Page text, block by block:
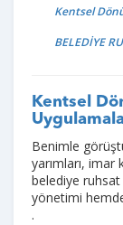
Kentsel
BELEDİYE
Kentsel
Benimle
yarımları,
belediye
yönetimi
.